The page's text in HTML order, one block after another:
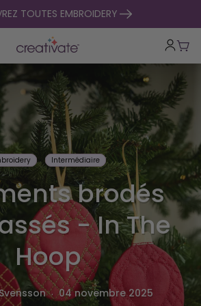
TOUTES EMBROIDERY
principale
Intermédiaire
brodés
- In The
Hoop
. 04 novembre 2025